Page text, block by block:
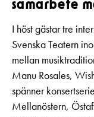
samarbete
I höst gästar tre
Svenska Teatern
mellan
Manu Rosales,
spänner
Mellanöstern,